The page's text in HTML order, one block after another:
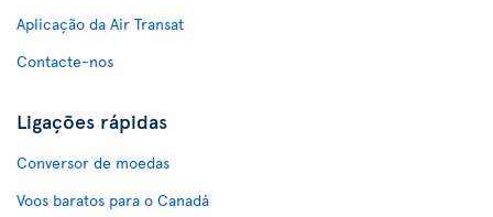
Aplicação da Air Transat
Contacte-nos
Ligações rápidas
Conversor de moedas
Voos baratos para o Canadá